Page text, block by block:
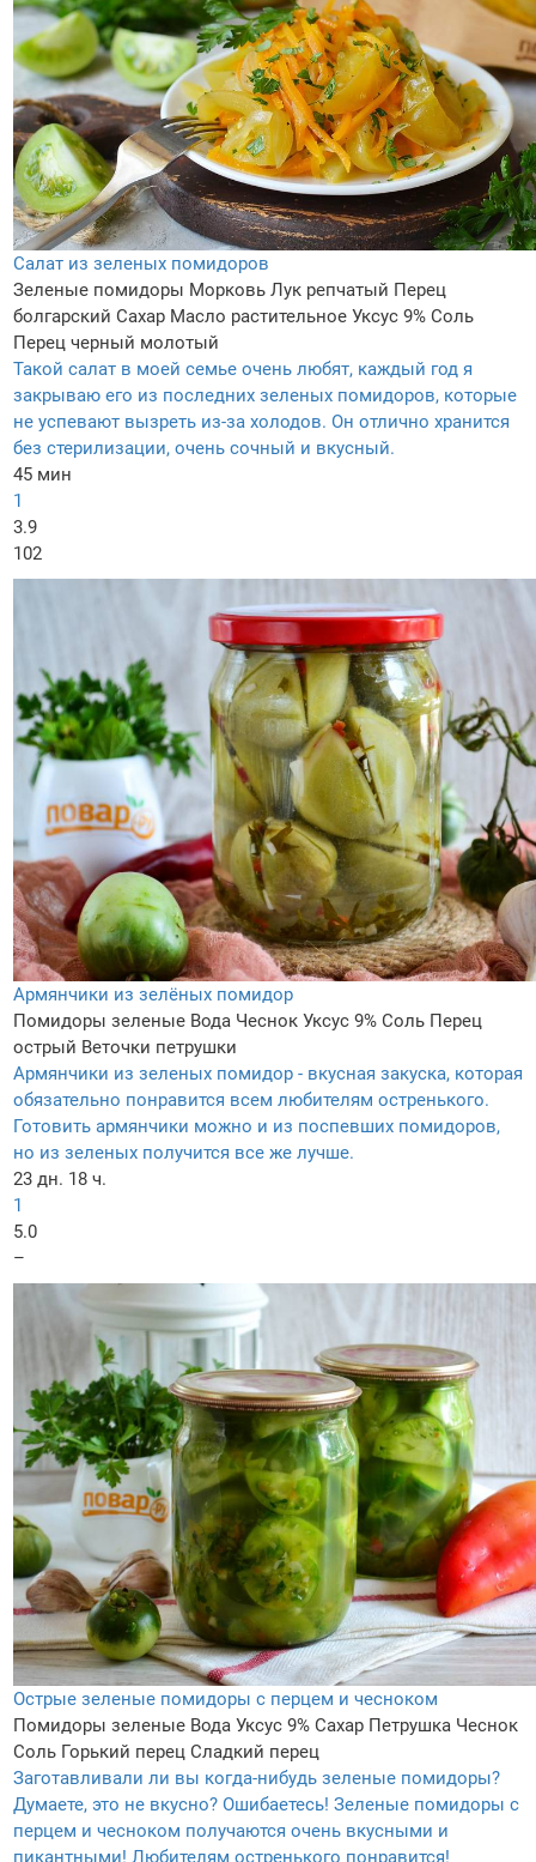
Салат из зеленых помидоров
Зеленые помидоры Морковь Лук репчатый Перец
болгарский Сахар Масло растительное Уксус 9% Соль
Перец черный молотый
Такой салат в моей семье очень любят, каждый год я
закрываю его из последних зеленых помидоров, которые
не успевают вызреть из-за холодов. Он отлично хранится
без стерилизации, очень сочный и вкусный.
45 мин
1
3.9
102
Армянчики из зелёных помидор
Помидоры зеленые Вода Чеснок Уксус 9% Соль Перец
острый Веточки петрушки
Армянчики из зеленых помидор - вкусная закуска, которая
обязательно понравится всем любителям остренького.
Готовить армянчики можно и из поспевших помидоров,
но из зеленых получится все же лучше.
23 дн. 18 ч.
1
5.0
–
Острые зеленые помидоры с перцем и чесноком
Помидоры зеленые Вода Уксус 9% Сахар Петрушка Чеснок
Соль Горький перец Сладкий перец
Заготавливали ли вы когда-нибудь зеленые помидоры?
Думаете, это не вкусно? Ошибаетесь! Зеленые помидоры с
перцем и чесноком получаются очень вкусными и
пикантными! Любителям остренького понравится!